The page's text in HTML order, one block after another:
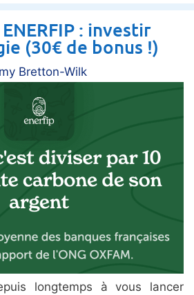
: investir
(30€ de bonus !)
Bretton-Wilk
longtemps à vous lancer